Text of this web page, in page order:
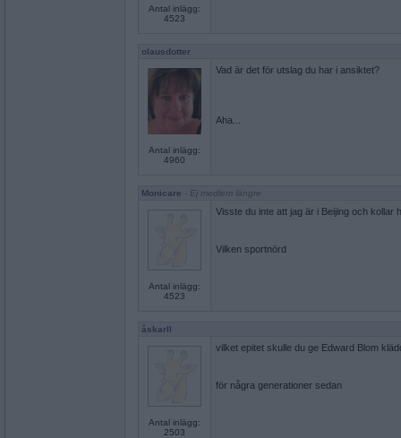
Antal inlägg:
4523
olausdotter
Antal inlägg:
4960
Vad är det för utslag du har i ansiktet?
Aha...
Monicare - Ej medlem längre
Antal inlägg:
4523
Visste du inte att jag är i Beijing och kollar
Vilken sportnörd
åskarll
Antal inlägg:
2503
vilket epitet skulle du ge Edward Blom
för några generationer sedan